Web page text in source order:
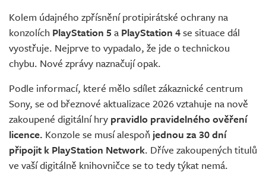
Živě
Kolem údajného zpřísnění protipirátské ochrany na
konzolích PlayStation 5 a PlayStation 4se situace dál
vyostřuje. Nejprve to vypadalo, že jde o technickou
chybu. Nové zprávy naznačují opak.
Podle informací, které mělo sdílet zákaznické centrum
Sony, se od březnové aktualizace 2026 vztahuje na nově
zakoupené digitální hry pravidlo pravidelného ověření
licence. Konzole se musí alespoň jednou za 30 dní
připojit k PlayStation Network. Dříve zakoupených titulů
ve vaší digitálně knihovničce se to tedy týkat nemá.